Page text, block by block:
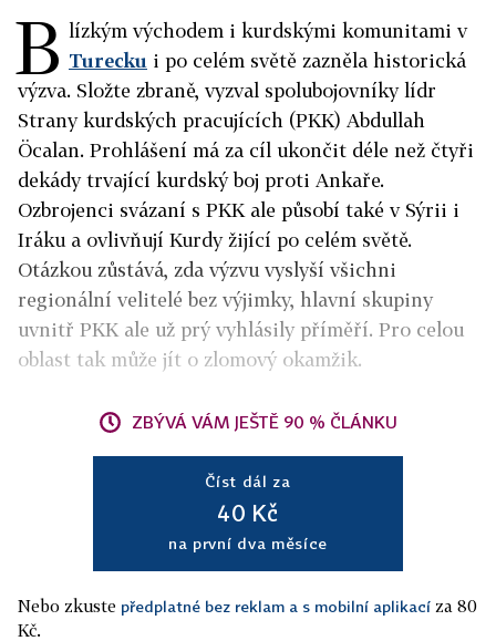
B lízkým východem i kurdskými komunitami v
Turecku i po celém světě zazněla historická
výzva. Složte zbraně, vyzval spolubojovníky lídr
Strany kurdských pracujících (PKK) Abdullah
Öcalan. Prohlášení má za cíl ukončit déle než čtyři
dekády trvající kurdský boj proti Ankaře.
Ozbrojenci svázaní s PKK ale působí také v Sýrii i
Iráku a ovlivňují Kurdy žijící po celém světě.
Otázkou zůstává, zda výzvu vyslyší všichni
regionální velitelé bez výjimky, hlavní skupiny
uvnitř PKK ale už prý vyhlásily příměří. Pro celou
oblast tak může jít o zlomový okamžik.
ZBÝVÁ VÁM JEŠTĚ 90 % ČLÁNKU
Číst dál za
40 Kč
na první dva měsíce
Nebo zkuste předplatné bez reklam a s mobilní aplikací za 80
Kč.